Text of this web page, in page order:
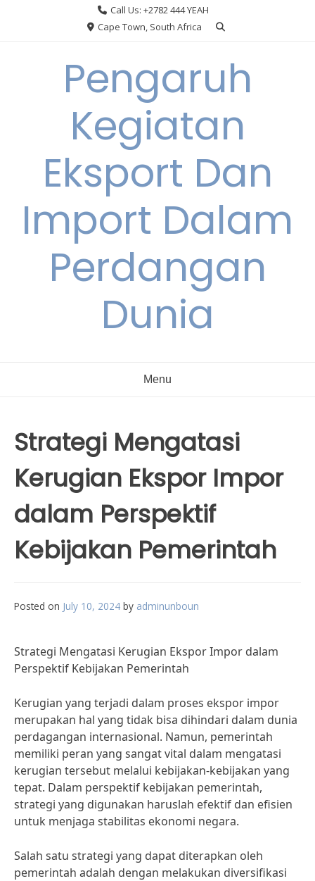
Call Us: +2782 444 YEAH
Cape Town, South Africa
Pengaruh
Kegiatan
Eksport Dan
Import Dalam
Perdangan
Dunia
Menu
Strategi Mengatasi
Kerugian Ekspor Impor
dalam Perspektif
Kebijakan Pemerintah
Posted on July 10, 2024 by adminunboun
Strategi Mengatasi Kerugian Ekspor Impor dalam
Perspektif Kebijakan Pemerintah
Kerugian yang terjadi dalam proses ekspor impor
merupakan hal yang tidak bisa dihindari dalam dunia
perdagangan internasional. Namun, pemerintah
memiliki peran yang sangat vital dalam mengatasi
kerugian tersebut melalui kebijakan-kebijakan yang
tepat. Dalam perspektif kebijakan pemerintah,
strategi yang digunakan haruslah efektif dan efisien
untuk menjaga stabilitas ekonomi negara.
Salah satu strategi yang dapat diterapkan oleh
pemerintah adalah dengan melakukan diversifikasi